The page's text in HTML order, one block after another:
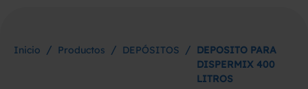
Inicio / Productos / DEPÓSITOS / DEPOSITO PARA
DISPERMIX 400
LITROS